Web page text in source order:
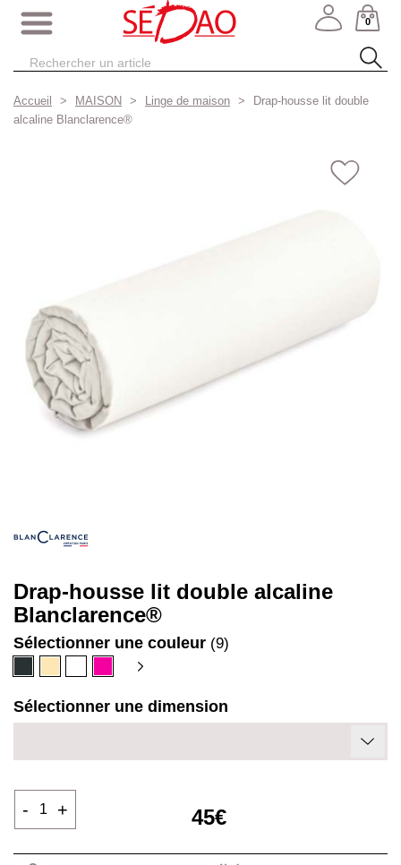
0
Accueil MAISON Linge de maison
Drap-housse lit double
alcaline Blanclarence®
Drap-housse lit double alcaline
Blanclarence®
Sélectionner une couleur (9)
Fuschia
Sélectionner une dimension
45€
- +